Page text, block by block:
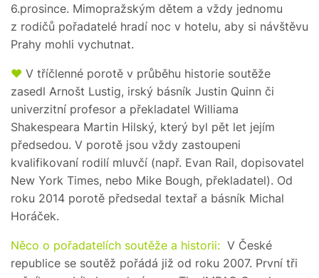
6.prosince. Mimopražským dětem a vždy jednomu
z rodičů pořadatelé hradí noc v hotelu, aby si návštěvu
Prahy mohli vychutnat.
♥ V tříčlenné porotě v průběhu historie soutěže
zasedl Arnošt Lustig, irský básník Justin Quinn či
univerzitní profesor a překladatel Williama
Shakespeara Martin Hilský, který byl pět let jejím
předsedou. V porotě jsou vždy zastoupeni
kvalifikovaní rodilí mluvčí (např. Evan Rail, dopisovatel
New York Times, nebo Mike Bough, překladatel). Od
roku 2014 porotě předsedal textař a básník Michal
Horáček.
Něco o pořadatelích soutěže a historii: V České
republice se soutěž pořádá již od roku 2007. První tři